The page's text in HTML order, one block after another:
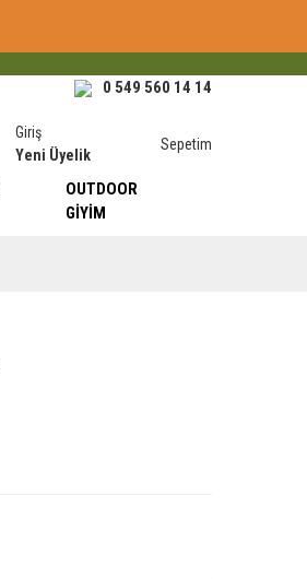
0 549 560 14 14
Giriş
Yeni Üyelik
Sepetim
OUTDOOR
GIYIM